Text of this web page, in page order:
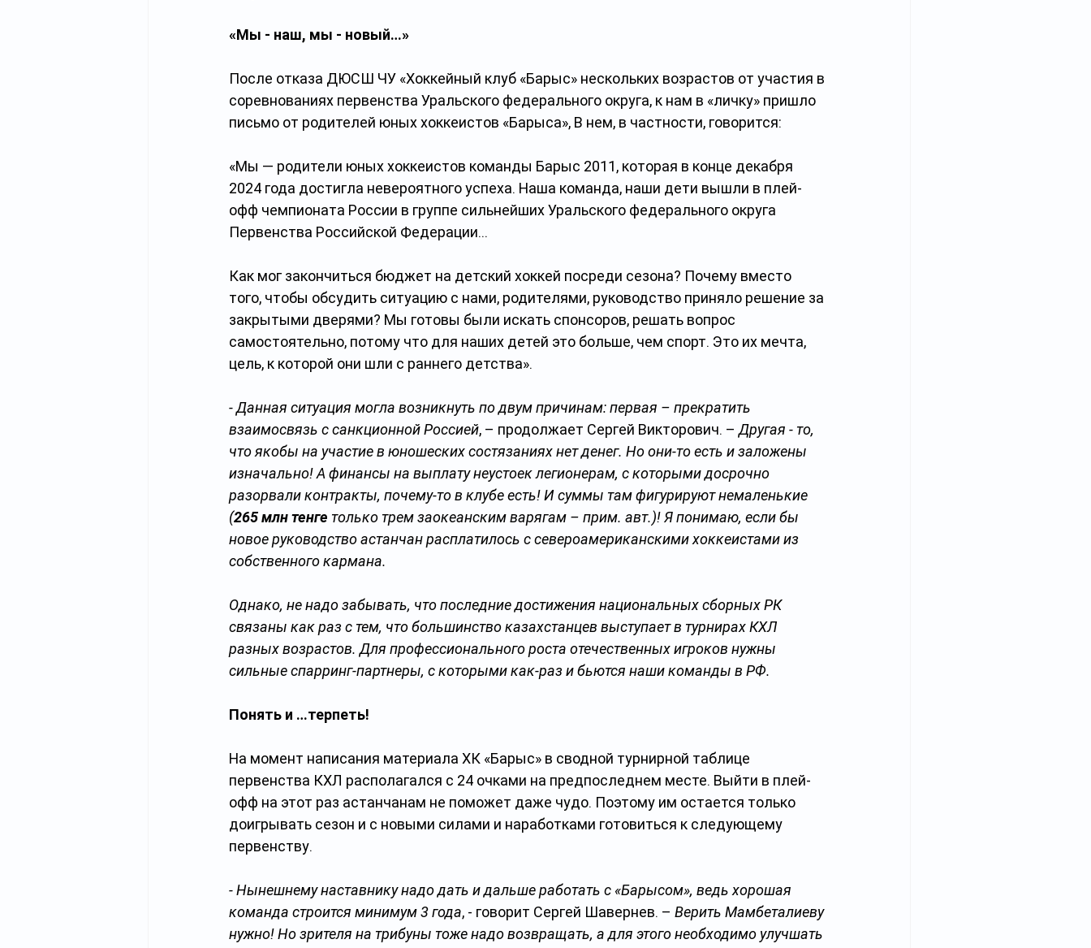
«Мы - наш, мы - новый…»
После отказа ДЮСШ ЧУ «Хоккейный клуб «Барыс» нескольких возрастов от участия в
соревнованиях первенства Уральского федерального округа, к нам в «личку» пришло
письмо от родителей юных хоккеистов «Барыса», В нем, в частности, говорится:
«Мы — родители юных хоккеистов команды Барыс 2011, которая в конце декабря
2024 года достигла невероятного успеха. Наша команда, наши дети вышли в плей-
офф чемпионата России в группе сильнейших Уральского федерального округа
Первенства Российской Федерации…
Как мог закончиться бюджет на детский хоккей посреди сезона? Почему вместо
того, чтобы обсудить ситуацию с нами, родителями, руководство приняло решение за
закрытыми дверями? Мы готовы были искать спонсоров, решать вопрос
самостоятельно, потому что для наших детей это больше, чем спорт. Это их мечта,
цель, к которой они шли с раннего детства».
- Данная ситуация могла возникнуть по двум причинам: первая – прекратить
взаимосвязь с санкционной Россией, – продолжает Сергей Викторович. – Другая - то,
что якобы на участие в юношеских состязаниях нет денег. Но они-то есть и заложены
изначально! А финансы на выплату неустоек легионерам, с которыми досрочно
разорвали контракты, почему-то в клубе есть! И суммы там фигурируют немаленькие
(265 млн тенге только трем заокеанским варягам – прим. авт.)! Я понимаю, если бы
новое руководство астанчан расплатилось с североамериканскими хоккеистами из
собственного кармана.
Однако, не надо забывать, что последние достижения национальных сборных РК
связаны как раз с тем, что большинство казахстанцев выступает в турнирах КХЛ
разных возрастов. Для профессионального роста отечественных игроков нужны
сильные спарринг-партнеры, с которыми как-раз и бьются наши команды в РФ.
Понять и …терпеть!
На момент написания материала ХК «Барыс» в сводной турнирной таблице
первенства КХЛ располагался с 24 очками на предпоследнем месте. Выйти в плей-
офф на этот раз астанчанам не поможет даже чудо. Поэтому им остается только
доигрывать сезон и с новыми силами и наработками готовиться к следующему
первенству.
- Нынешнему наставнику надо дать и дальше работать с «Барысом», ведь хорошая
команда строится минимум 3 года, - говорит Сергей Шавернев. – Верить Мамбеталиеву
нужно! Но зрителя на трибуны тоже надо возвращать, а для этого необходимо улучшать